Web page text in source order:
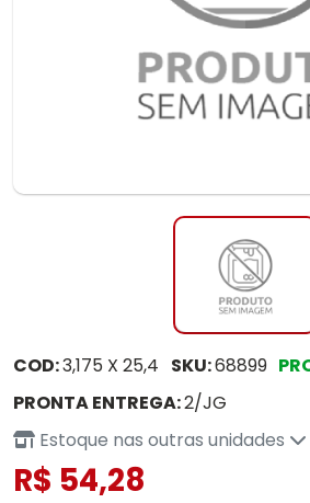
COD:3,175 X 25,4 SKU:68899
PRONTA ENTREGA:2/JG
Estoque nas outras unidades
R$ 54,28